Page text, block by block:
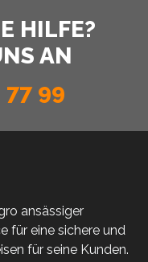
HILFE?
AN
77 99
ansässiger
für eine sichere und
für seine Kunden.